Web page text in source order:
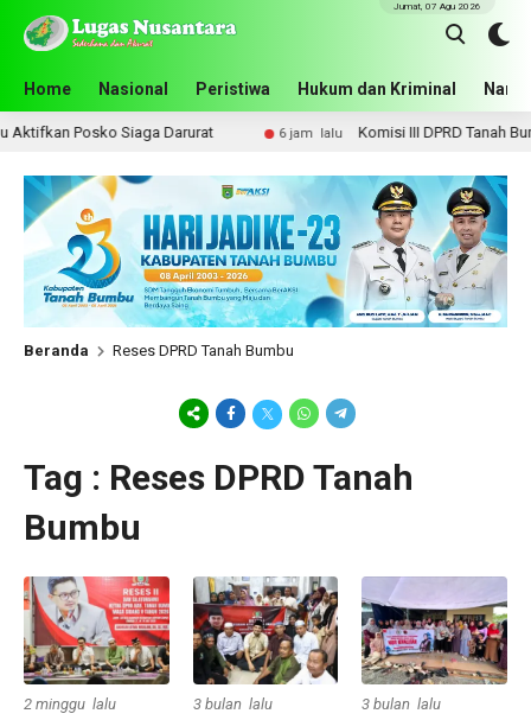
Home Nasional Peristiwa Hukum dan Kriminal
Jumat, 07 Agu 2026
Posko Siaga Darurat 6 jam lalu Komisi III DPRD Tanah
Beranda Reses DPRD Tanah Bumbu
Tag : Reses DPRD Tanah
Bumbu
2 minggu lalu 3 bulan lalu 3 bulan lalu